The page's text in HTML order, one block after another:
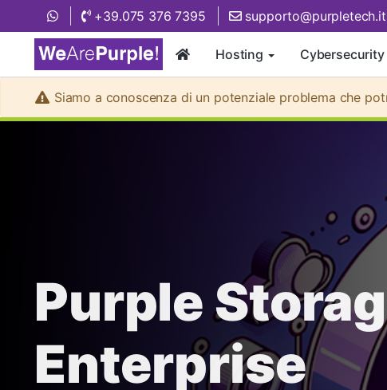
+39.075 376 7395 supporto@purpletech.it
Hosting Cybersecurity
Siamo a conoscenza di un potenziale problema che
Purple
Enterprise